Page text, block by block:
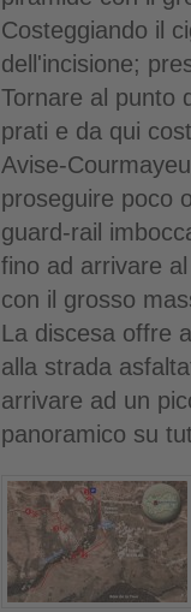
Costeggiando il
dell'incisione;
Tornare al punto
prati e da qui
Avise-
proseguire poco
guard-rail
fino ad arrivare
con il grosso
La discesa offre
alla strada
arrivare ad un
panoramico su